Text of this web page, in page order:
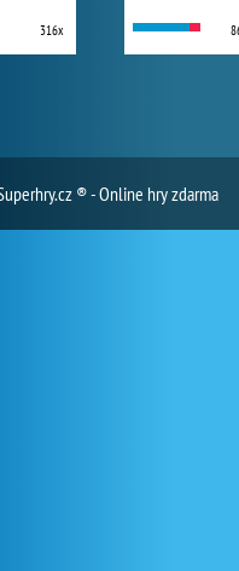
316x
® - Online hry zdarma